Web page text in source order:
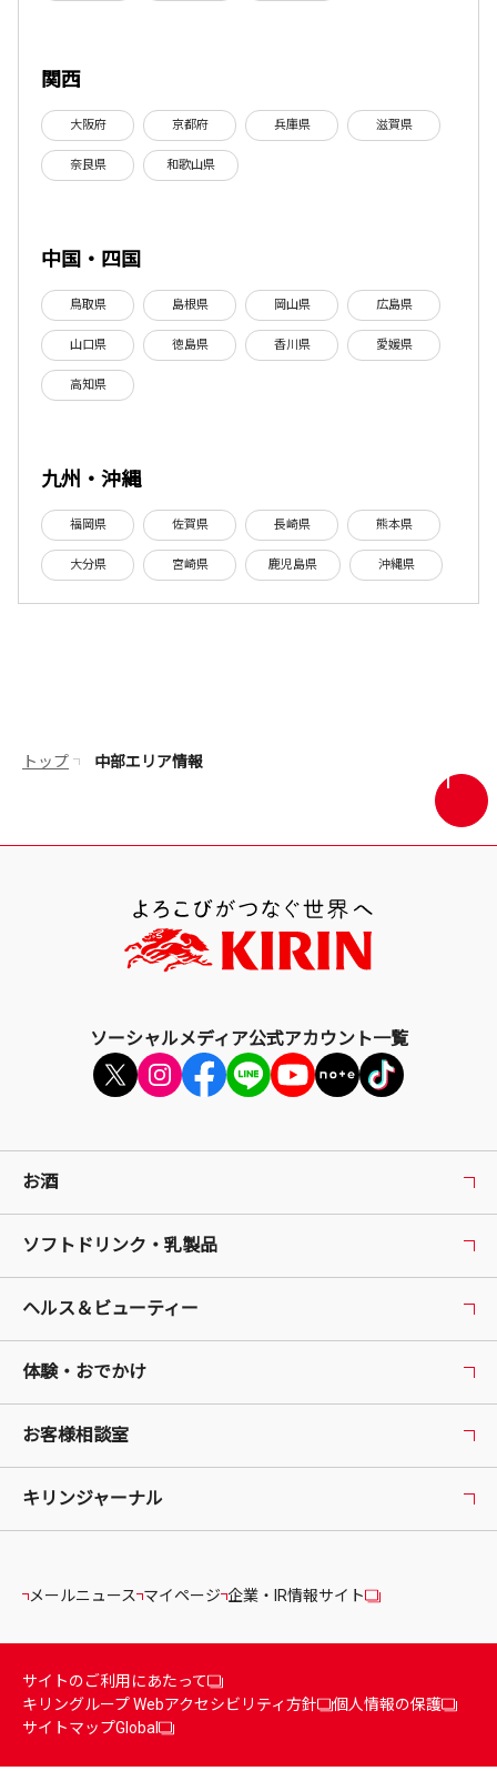
関西
大阪府 京都府 兵庫県 滋賀県
奈良県 和歌山県
中国・四国
鳥取県 島根県 岡山県 広島県
山口県 徳島県 香川県 愛媛県
高知県
九州・沖縄
福岡県 佐賀県 長崎県 熊本県
大分県 宮崎県 鹿児島県 沖縄県
トップ
中部エリア情報
画
面
ソーシャルメディア公式アカウント一覧
お酒
ソフトドリンク・乳製品
ヘルス＆ビューティー
体験・おでかけ
お客様相談室
キリンジャーナル
メールニュース マイページ 企業・IR情報サイト
サイトのご利用にあたって
キリングループ Webアクセシビリティ方針
個人情報の保護
サイトマップGlobal